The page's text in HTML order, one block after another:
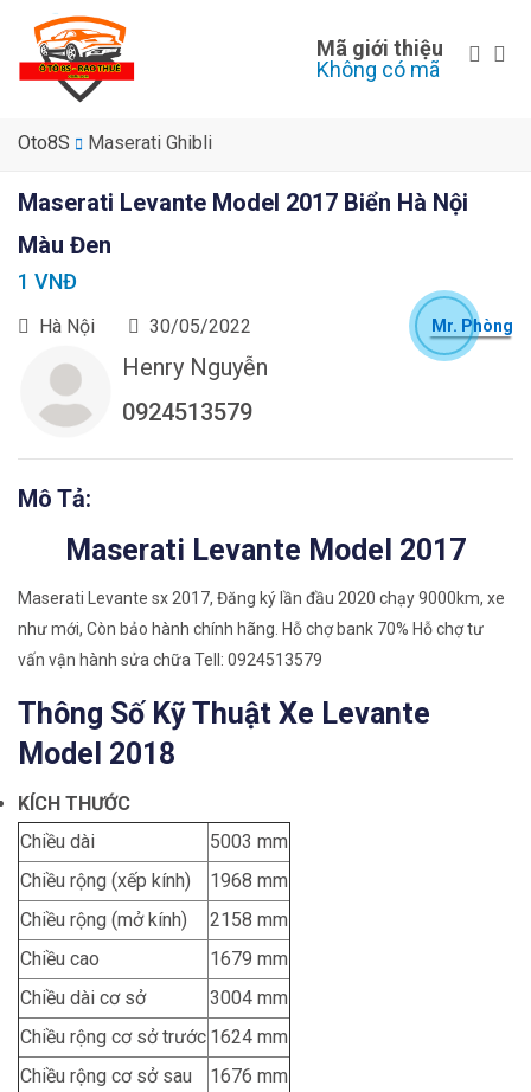
Mã giới thiệu
Không có mã
Oto8S Maserati Ghibli
Maserati Levante Model 2017 Biển Hà Nội
Màu Đen
1 VNĐ
Hà Nội 30/05/2022
Henry Nguyễn
0924513579
Mô Tả:
Maserati Levante Model 2017
Maserati Levante sx 2017, Đăng ký lần đầu 2020 chạy 9000km, xe
như mới, Còn bảo hành chính hãng. Hỗ chợ bank 70% Hỗ chợ tư
vấn vận hành sửa chữa Tell: 0924513579
Thông Số Kỹ Thuật Xe Levante
Model 2018
KÍCH THƯỚC
Chiều dài
5003 mm
Chiều rộng (xếp kính)
1968 mm
Chiều rộng (mở kính)
2158 mm
Chiều cao
1679 mm
Chiều dài cơ sở
3004 mm
Chiều rộng cơ sở trước 1624 mm
Chiều rộng cơ sở sau
1676 mm
Mr. Phòng